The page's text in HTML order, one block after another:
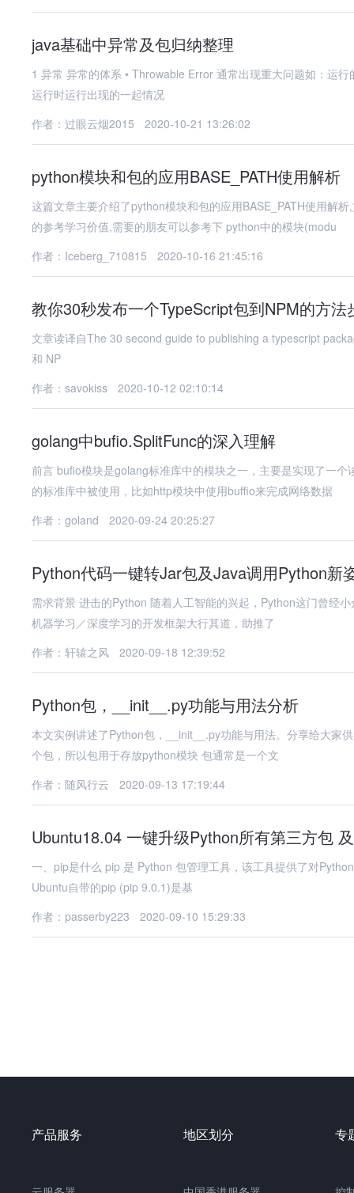
java基础中异常及包归纳整理
1 异常 异常的体系 • Throwable Error 通常出现重大问题如：运行的类不存在或者内存溢出等。 不编写针对代码对其处理 Exception 在
运行时运行出现的一起情况
作者：过眼云烟2015
2020-10-21 13:26:02
python模块和包的应用BASE_PATH使用解析
这篇文章主要介绍了python模块和包的应用BASE_PATH使用解
的参考学习价值,需要的朋友可以参考下 python中的模块(modu
作者：Iceberg_710815
2020-10-16 21:45:16
教你30秒发布一个TypeScript包到NPM的方法
文章读译自The 30 second guide to publishing a typescript
和 NP
作者：savokiss
2020-10-12 02:10:14
golang中bufio.SplitFunc的深入理解
前言 bufio模块是golang标准库中的模块之一，主要是实现了一个读写的缓存，用于对数据的读取或者写入操作。该模块在多个涉及io
的标准库中被使用，比如http模块中使用buffio来完成网络数据
作者：goland
2020-09-24 20:25:27
Python代码一键转Jar包及Java调用Python新
需求背景 进击的Python 随着人工智能的兴起，Python这门曾经小众的编程语言可谓
机器学习／深度学习的开发框架大行其道，助推了
作者：轩辕之风
2020-09-18 12:39:52
Python包，__init__.py功能与用法分析
本文实例讲述了Python包，__init__.py功能与用法。分享给大家供大家参考，具体如下：
个包，所以包用于存放python模块 包通常是一个文
作者：随风行云
2020-09-13 17:19:44
Ubuntu18.04 一键升级Python所有第三方包
一、pip是什么 pip 是 Python 包管理工具，该工具提供了对
Ubuntu自带的pip (pip 9.0.1)是基
作者：passerby223
2020-09-10 15:29:33
产品服务 地区划分 专